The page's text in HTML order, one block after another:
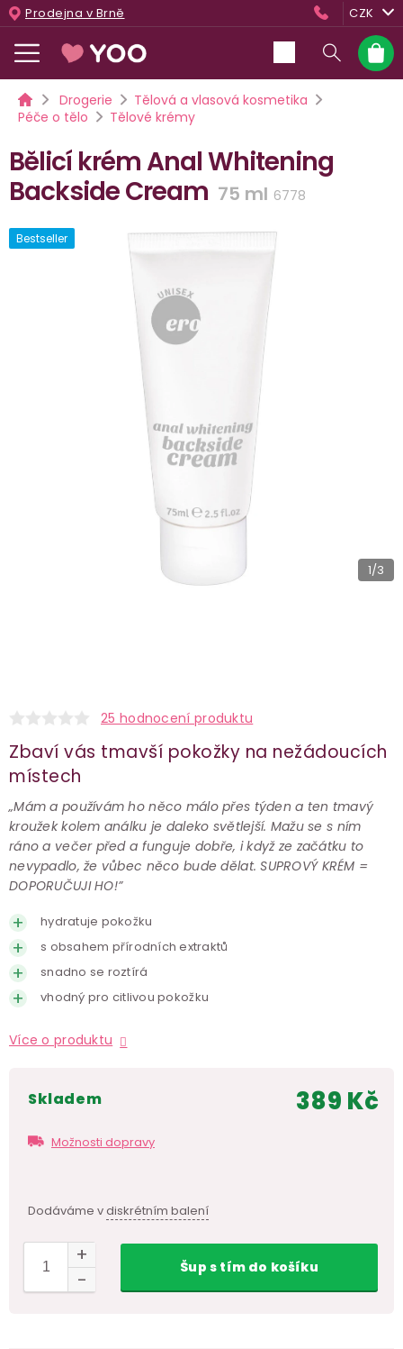
Přejít
na
obsah
Prodejna v Brně CZK
košík
DomůDrogerie
Tělová a vlasová kosmetika
Péče o tělo
Tělové krémy
Bělicí krém Anal Whitening
Backside Cream 75 ml 6778
1/3
Bestseller
25 hodnocení produktu
Zbaví vás tmavší pokožky na nežádoucích
místech
„Mám a používám ho něco málo přes týden a ten tmavý
kroužek kolem análku je daleko světlejší. Mažu se s ním
ráno a večer před a funguje dobře, i když ze začátku to
nevypadlo, že vůbec něco bude dělat. SUPROVÝ KRÉM =
DOPORUČUJI HO!”
hydratuje pokožku
s obsahem přírodních extraktů
snadno se roztírá
vhodný pro citlivou pokožku
Více o produktu
skladem
Možnosti dopravy
Dodáváme vdiskrétním balení
389 Kč
Šups tímdo košíku